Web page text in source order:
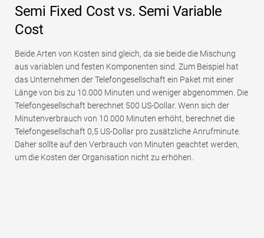
Semi Fixed Cost vs. Semi Variable
Cost
Beide Arten von Kosten sind gleich, da sie beide die Mischung
aus variablen und festen Komponenten sind. Zum Beispiel hat
das Unternehmen der Telefongesellschaft ein Paket mit einer
Länge von bis zu 10.000 Minuten und weniger abgenommen. Die
Telefongesellschaft berechnet 500 US-Dollar. Wenn sich der
Minutenverbrauch von 10.000 Minuten erhöht, berechnet die
Telefongesellschaft 0,5 US-Dollar pro zusätzliche Anrufminute.
Daher sollte auf den Verbrauch von Minuten geachtet werden,
um die Kosten der Organisation nicht zu erhöhen.